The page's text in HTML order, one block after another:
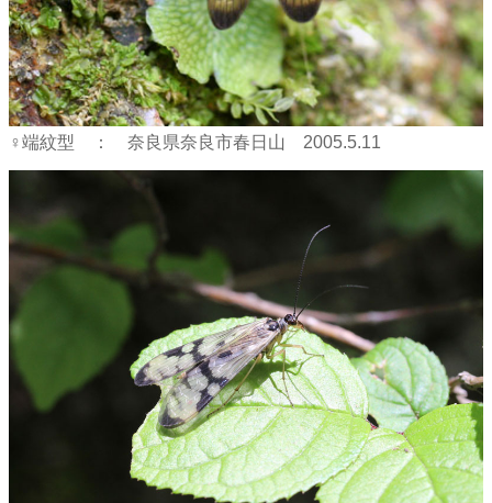
♀端紋型 ： 奈良県奈良市春日山 2005.5.11